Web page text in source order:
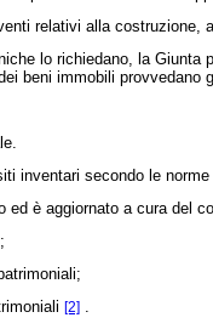
relativi alla costruzione,
lo richiedano, la Giunta
beni immobili
inventari secondo le
è aggiornato a cura del
[2] .